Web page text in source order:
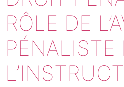
RÔLE DE
PÉNALISTE